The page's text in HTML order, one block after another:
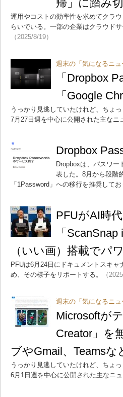
帰」に踏み
運用やコストの効率性を求めてクラ
らいでいる。一部の企業はクラウド
（2025/8/19）
週末の「気になるニュ
「Dropbox
「Google
うっかり見逃していたけれど、ちょ
7月27日週を中心に公開された主な
Dropbox
Dropboxは、パスワ
表した。8月から段階
「1Password」への移行を推奨して
PFUがAI時
「
（いい画）搭載でパ
PFUは6月24日にドキュメントスキ
め、その様子をリポートする。
（
週末の「気になるニュ
Microsoftが
Creator」を
ブやGmail、Teamsな
うっかり見逃していたけれど、ちょ
6月1日週を中心に公開された主なニ